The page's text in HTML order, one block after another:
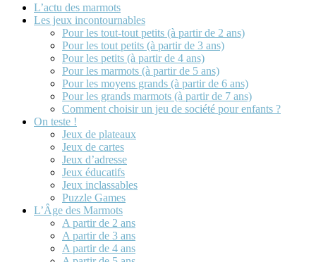
L’actu des marmots
Les jeux incontournables
Pour les tout-tout petits (à partir de 2 ans)
Pour les tout petits (à partir de 3 ans)
Pour les petits (à partir de 4 ans)
Pour les marmots (à partir de 5 ans)
Pour les moyens grands (à partir de 6 ans)
Pour les grands marmots (à partir de 7 ans)
Comment choisir un jeu de société pour enfants ?
On teste !
Jeux de plateaux
Jeux de cartes
Jeux d’adresse
Jeux éducatifs
Jeux inclassables
Puzzle Games
L’Âge des Marmots
A partir de 2 ans
A partir de 3 ans
A partir de 4 ans